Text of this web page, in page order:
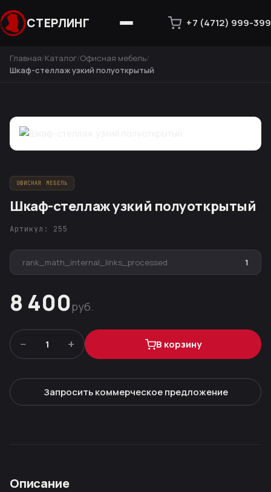
СТЕРЛИНГ +7 (4712) 999-399
Главная Каталог Офисная мебель
Шкаф-стеллаж узкий полуоткрытый
ОФИСНАЯ МЕБЕЛЬ
Шкаф-стеллаж узкий полуоткрытый
Артикул: 255
rank_math_internal_links_processed 1
8 400руб.
− 1 + В корзину
Запросить коммерческое предложение
Описание